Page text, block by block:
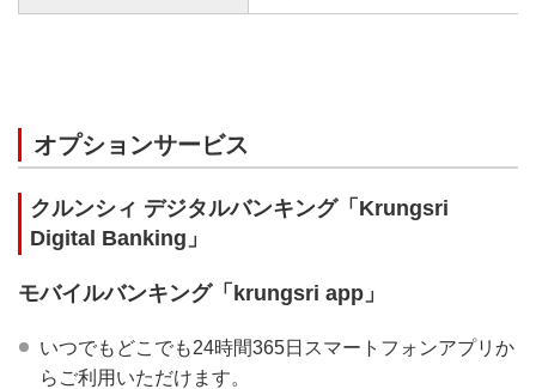
オプションサービス
クルンシィ デジタルバンキング「Krungsri
Digital Banking」
モバイルバンキング「krungsri app」
いつでもどこでも24時間365日スマートフォンアプリか
らご利用いただけます。